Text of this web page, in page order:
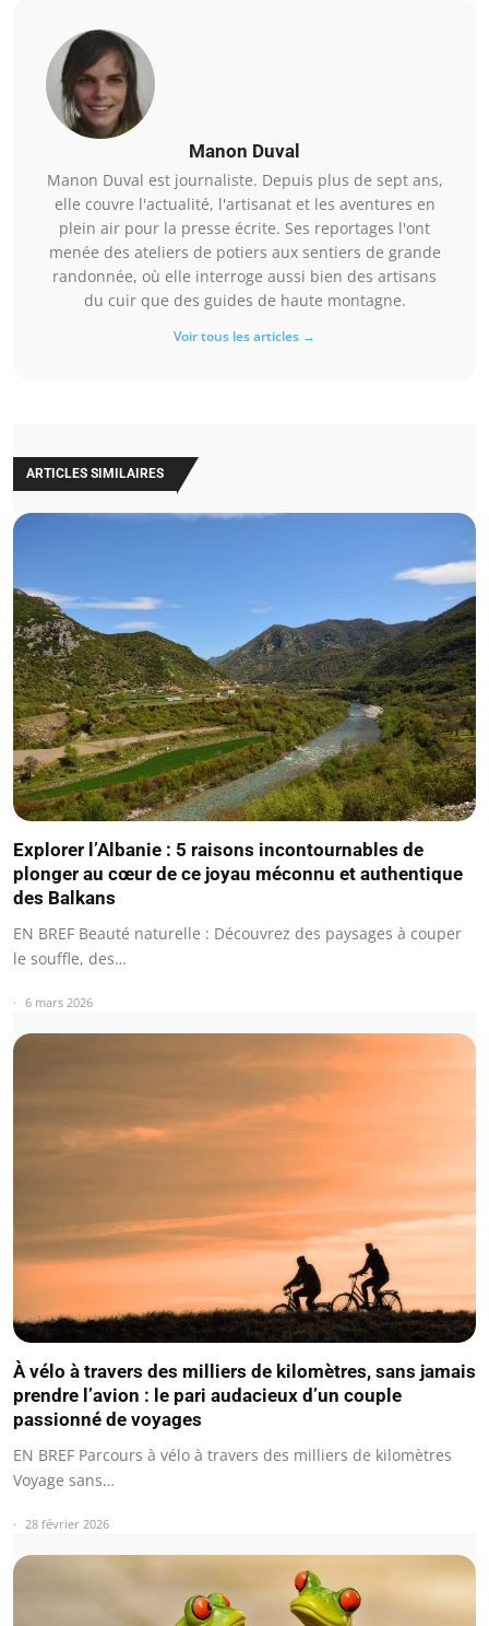
Manon Duval
Manon Duval est journaliste. Depuis plus de sept ans,
elle couvre l'actualité, l'artisanat et les aventures en
plein air pour la presse écrite. Ses reportages l'ont
menée des ateliers de potiers aux sentiers de grande
randonnée, où elle interroge aussi bien des artisans
du cuir que des guides de haute montagne.
Voir tous les articles →
ARTICLES SIMILAIRES
Explorer l’Albanie : 5 raisons incontournables de
plonger au cœur de ce joyau méconnu et authentique
des Balkans
EN BREF Beauté naturelle : Découvrez des paysages à couper
le souffle, des…
6 mars 2026
À vélo à travers des milliers de kilomètres, sans jamais
prendre l’avion : le pari audacieux d’un couple
passionné de voyages
EN BREF Parcours à vélo à travers des milliers de kilomètres
Voyage sans…
28 février 2026